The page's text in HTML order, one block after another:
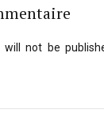
not be